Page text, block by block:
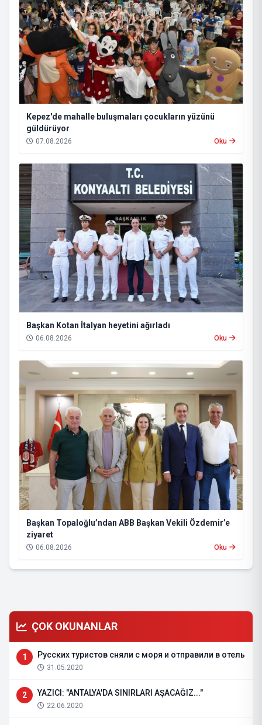
Kepez'de mahalle buluşmaları çocukların yüzünü
güldürüyor
07.08.2026 Oku
Başkan Kotan İtalyan heyetini ağırladı
06.08.2026 Oku
Başkan Topaloğlu’ndan ABB Başkan Vekili Özdemir’e
ziyaret
06.08.2026 Oku
ÇOK OKUNANLAR
1 Русских туристов сняли с моря и отправили в отель
31.05.2020
2 YAZICI: "ANTALYA'DA SINIRLARI AŞACAĞIZ..."
22.06.2020